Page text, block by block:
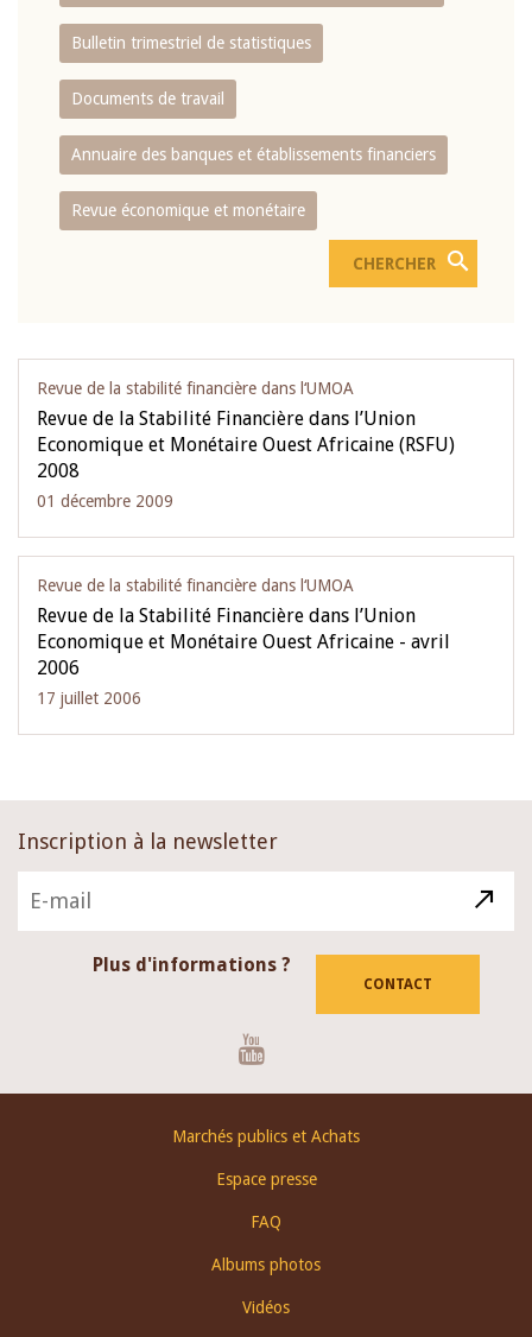
Bulletin trimestriel de statistiques
Documents de travail
Annuaire des banques et établissements financiers
Revue économique et monétaire
Revue de la stabilité financière dans l‘UMOA
Revue de la Stabilité Financière dans l’Union
Economique et Monétaire Ouest Africaine (RSFU)
2008
01 décembre 2009
Revue de la stabilité financière dans l‘UMOA
Revue de la Stabilité Financière dans l’Union
Economique et Monétaire Ouest Africaine - avril
2006
17 juillet 2006
Inscription à la newsletter
Plus d'informations ?
CONTACT
Marchés publics et Achats
Espace presse
FAQ
Albums photos
Vidéos